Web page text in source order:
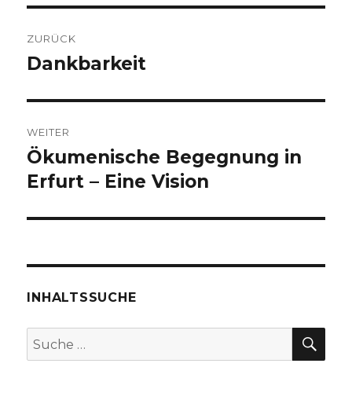
ZURÜCK
Vorheriger
Dankbarkeit
WEITER
Nächster
Beitrag:
Ökumenische Begegnung in
Erfurt – Eine Vision
INHALTSSUCHE
Suche
nach: